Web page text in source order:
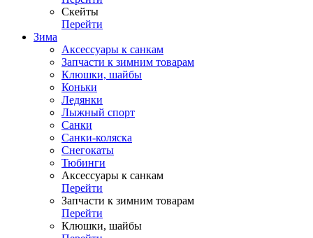
Скейты
Перейти
Зима
Аксессуары к санкам
Запчасти к зимним товарам
Клюшки, шайбы
Коньки
Ледянки
Лыжный спорт
Санки
Санки-коляска
Снегокаты
Тюбинги
Аксессуары к санкам
Перейти
Запчасти к зимним товарам
Перейти
Клюшки, шайбы